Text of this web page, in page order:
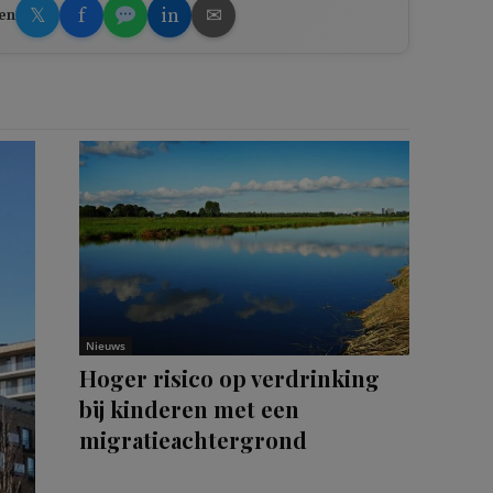
𝕏 f in ✉
Nieuws
Hoger risico op verdrinking
bij kinderen met een
migratieachtergrond